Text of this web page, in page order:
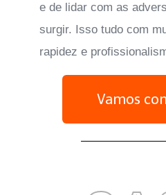
e de lidar com as
surgir. Isso tudo com
rapidez e
Vamos